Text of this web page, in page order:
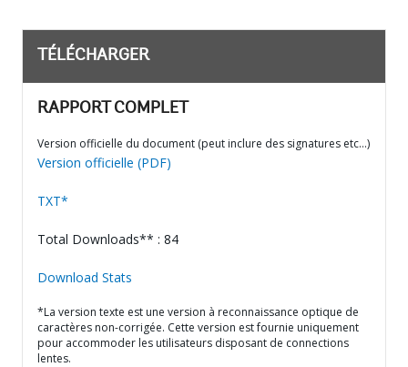
TÉLÉCHARGER
RAPPORT COMPLET
Version officielle du document (peut inclure des signatures etc…)
Version officielle (PDF)
TXT*
Total Downloads** : 84
Download Stats
*La version texte est une version à reconnaissance optique de
caractères non-corrigée. Cette version est fournie uniquement
pour accommoder les utilisateurs disposant de connections
lentes.